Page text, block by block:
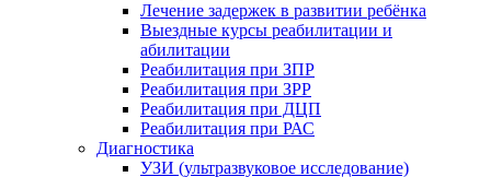
Лечение задержек в развитии ребёнка
Выездные курсы реабилитации и
абилитации
Реабилитация при ЗПР
Реабилитация при ЗРР
Реабилитация при ДЦП
Реабилитация при РАС
Диагностика
УЗИ (ультразвуковое исследование)